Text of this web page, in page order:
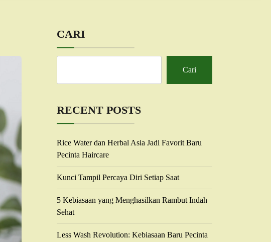
CARI
Cari
RECENT POSTS
Rice Water dan Herbal Asia Jadi Favorit Baru
Pecinta Haircare
Kunci Tampil Percaya Diri Setiap Saat
5 Kebiasaan yang Menghasilkan Rambut Indah
Sehat
Less Wash Revolution: Kebiasaan Baru Pecinta